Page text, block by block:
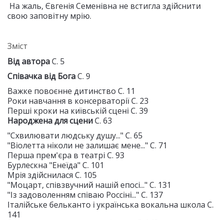
На жаль, Євгенія Семенівна не встигла здійснити
свою заповітну мрію.
Зміст
Від автораС. 5
Співачка від БогаС. 9
Важке повоєнне дитинство С. 11
Роки навчання в консерваторії С. 23
Перші кроки на київській сцені С. 39
Народжена для сцениС. 63
"Схвилювати людську душу..." С. 65
"Віолетта ніколи не залишає мене..." С. 71
Перша прем'єра в театрі С. 93
Бурлескна "Енеїда" С. 101
Мрія здійснилася С. 105
"Моцарт, співзвучний нашій епосі..." С. 131
"Із задоволенням співаю Россіні..." С. 137
Італійське бельканто і українська вокальна школа С.
141